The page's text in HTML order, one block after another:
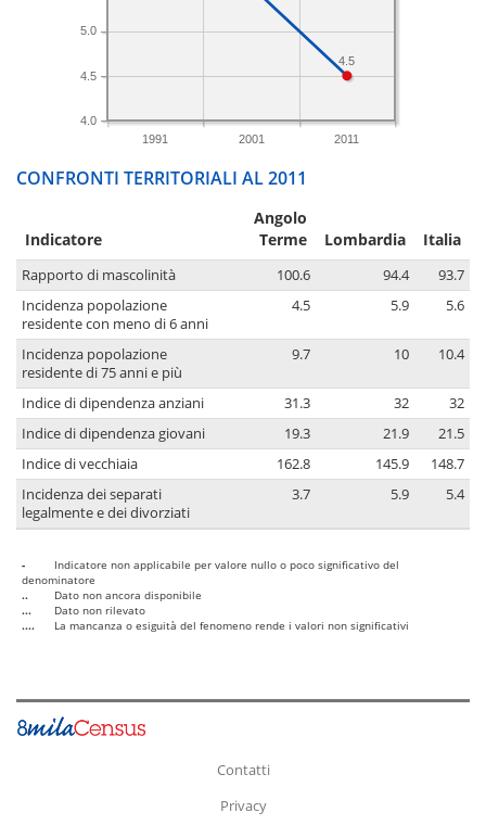
1991 2001 2011
4.0
4.5
5.0
4.5
CONFRONTI TERRITORIALI AL 2011
Indicatore
Angolo
Terme
Lombardia Italia
Rapporto di mascolinità 100.6 94.4
93.7
Incidenza popolazione
residente con meno di 6 anni
4.5 5.9 5.6
Incidenza popolazione
residente di 75 anni e più
9.7 10 10.4
Indice di dipendenza anziani 31.3 32
32
Indice di dipendenza giovani
19.3 21.9
21.5
Indice di vecchiaia
162.8 145.9
148.7
Incidenza dei separati
legalmente e dei divorziati
3.7 5.9 5.4
-
Indicatore non applicabile per valore nullo o poco significativo del
denominatore
..
Dato non ancora disponibile
...
Dato non rilevato
....
La mancanza o esiguità del fenomeno rende i valori non significativi
Contatti
Privacy